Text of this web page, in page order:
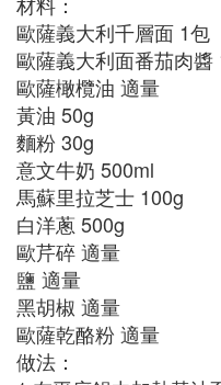
歐薩義大利千層面 1包
歐薩義大利面番茄肉醬
歐薩橄欖油 適量
黃油 50g
麵粉 30g
意文牛奶 500ml
馬蘇里拉芝士 100g
白洋蔥 500g
歐芹碎 適量
鹽 適量
黑胡椒 適量
歐薩乾酪粉 適量
做法：